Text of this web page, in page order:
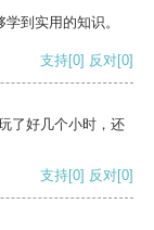
到实用的知识。
支持[0] 反对[0]
了好几个小时，还
支持[0] 反对[0]